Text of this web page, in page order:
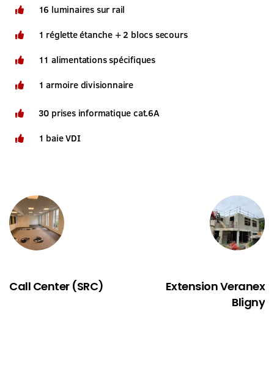
16 luminaires sur rail
1 réglette étanche + 2 blocs secours
11 alimentations spécifiques
1 armoire divisionnaire
30 prises informatique cat.6A
1 baie VDI
Call Center (SRC)
Extension Veranex
Bligny